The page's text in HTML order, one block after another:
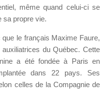
même quand celui-ci se
sa propre vie.
que le français Maxime Faure,
du Québec. Cette
a été fondée à Paris en
dans 22 pays. Ses
celles de la Compagnie de